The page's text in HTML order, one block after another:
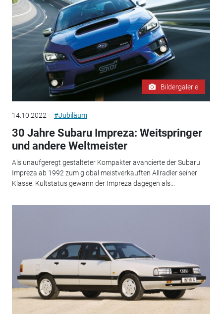
Bildergalerie
14.10.2022 #Jubiläum
30 Jahre Subaru Impreza: Weitspringer
und andere Weltmeister
Als unaufgeregt gestalteter Kompakter avancierte der Subaru
Impreza ab 1992 zum global meistverkauften Allradler seiner
Klasse. Kultstatus gewann der Impreza dagegen als...